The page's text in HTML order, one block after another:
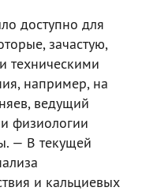
доступно для
зачастую,
техническими
например, на
ведущий
физиологии
— В текущей
и кальциевых